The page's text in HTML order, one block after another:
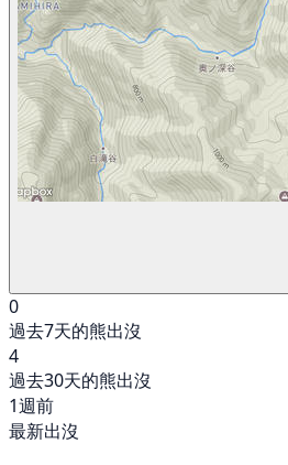
0
過去7天的熊出沒
4
過去30天的熊出沒
1週前
最新出沒